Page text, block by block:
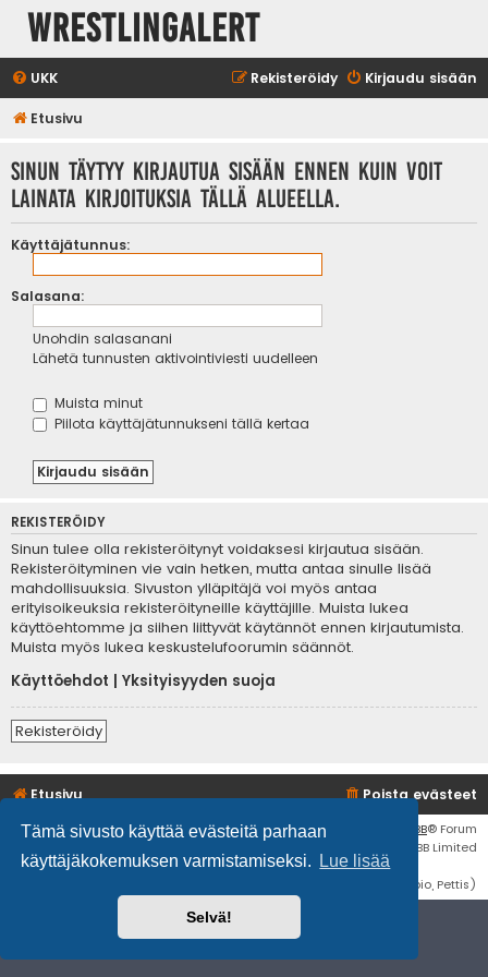
Tämä sivusto käyttää evästeitä parhaan
käyttäjäkokemuksen varmistamiseksi.
Lue lisää
Selvä!
WrestlingAlert
UKK Kirjaudu sisään
Rekisteröidy
Etusivu
Sinun täytyy kirjautua sisään ennen kuin voit
lainata kirjoituksia tällä alueella.
Käyttäjätunnus:
Salasana:
Unohdin salasanani
Lähetä tunnusten aktivointiviesti uudelleen
Muista minut
Piilota käyttäjätunnukseni tällä kertaa
REKISTERÖIDY
Sinun tulee olla rekisteröitynyt voidaksesi kirjautua sisään.
Rekisteröityminen vie vain hetken, mutta antaa sinulle lisää
mahdollisuuksia. Sivuston ylläpitäjä voi myös antaa
erityisoikeuksia rekisteröityneille käyttäjille. Muista lukea
käyttöehtomme ja siihen liittyvät käytännöt ennen kirjautumista.
Muista myös lukea keskustelufoorumin säännöt.
Käyttöehdot
Yksityisyyden suoja
Rekisteröidy
Etusivu Poista evästeet
Flat Style byIan Bradley• Keskustelufoorumin ohjelmisto phpBB® Forum
Software © phpBB Limited
Käännös: phpBB Suomi (lurttinen, harritapio, Pettis)